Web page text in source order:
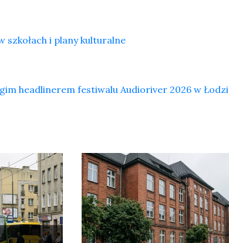
i plany kulturalne
headlinerem festiwalu Audioriver 2026 w Łodzi